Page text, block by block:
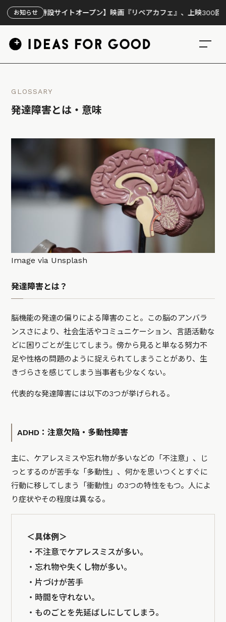
お知らせ
【特設サイトオープン】映画『リペアカフェ』、上映300回の先で見
GLOSSARY
発達障害とは・意味
Image via Unsplash
発達障害とは？
脳機能の発達の偏りによる障害のこと。この脳のアンバラ
ンスさにより、社会生活やコミュニケーション、言語活動な
どに困りごとが生じてしまう。傍から見ると単なる努力不
足や性格の問題のように捉えられてしまうことがあり、生
きづらさを感じてしまう当事者も少なくない。
代表的な発達障害には以下の3つが挙げられる。
ADHD：注意欠陥・多動性障害
主に、ケアレスミスや忘れ物が多いなどの「不注意」、じ
っとするのが苦手な「多動性」、何かを思いつくとすぐに
行動に移してしまう「衝動性」の3つの特性をもつ。人によ
り症状やその程度は異なる。
＜具体例＞
・不注意でケアレスミスが多い。
・忘れ物や失くし物が多い。
・片づけが苦手
・時間を守れない。
・ものごとを先延ばしにしてしまう。